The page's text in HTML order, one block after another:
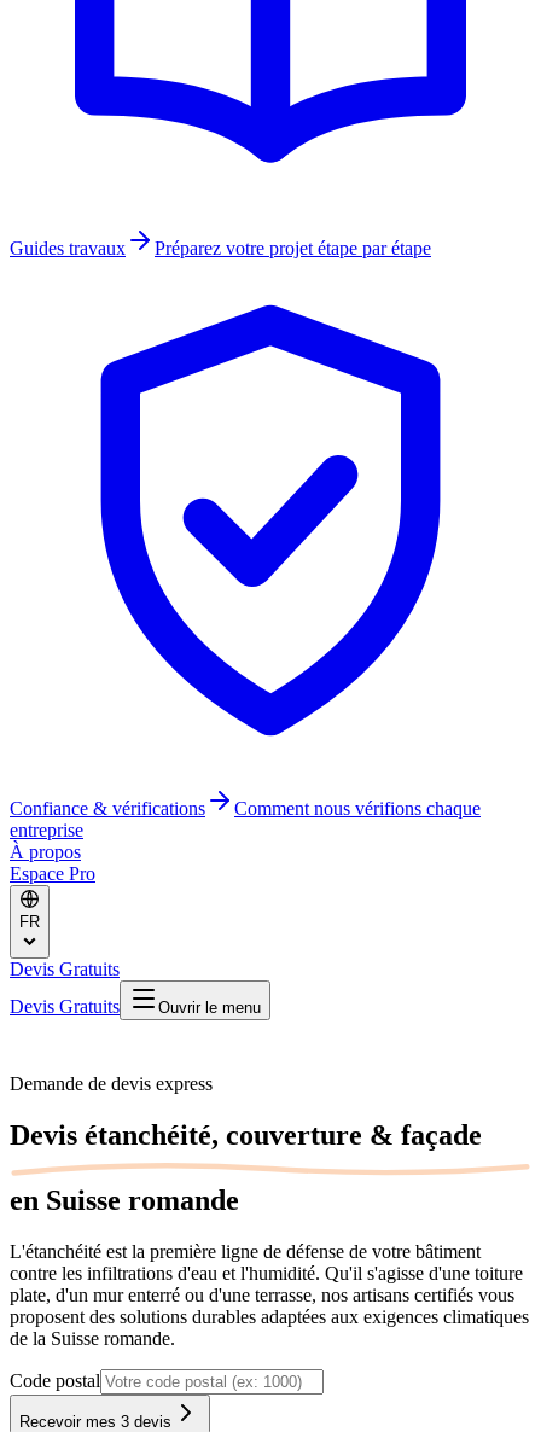
Guides travaux Préparez votre projet étape par étape
Confiance & vérifications
Comment nous vérifions chaque
entreprise
À propos
Espace Pro
FR
Devis Gratuits
Devis Gratuits
Ouvrir le menu
Demande de devis express
Devis étanchéité, couverture & façade
en Suisse romande
L'étanchéité est la première ligne de défense de votre bâtiment
contre les infiltrations d'eau et l'humidité. Qu'il s'agisse d'une toiture
plate, d'un mur enterré ou d'une terrasse, nos artisans certifiés vous
proposent des solutions durables adaptées aux exigences climatiques
de la Suisse romande.
Code postal
Recevoir mes 3 devis